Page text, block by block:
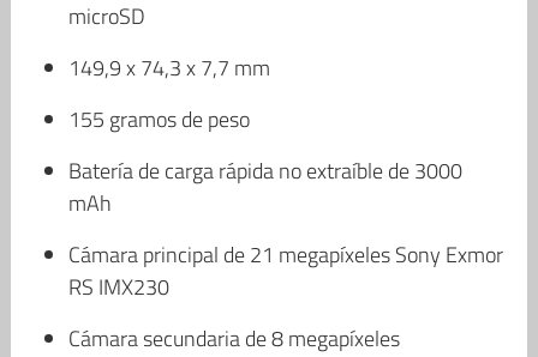
microSD
149,9 x 74,3 x 7,7 mm
155 gramos de peso
Batería de carga rápida no extraíble de 3000
mAh
Cámara principal de 21 megapíxeles Sony Exmor
RS IMX230
Cámara secundaria de 8 megapíxeles